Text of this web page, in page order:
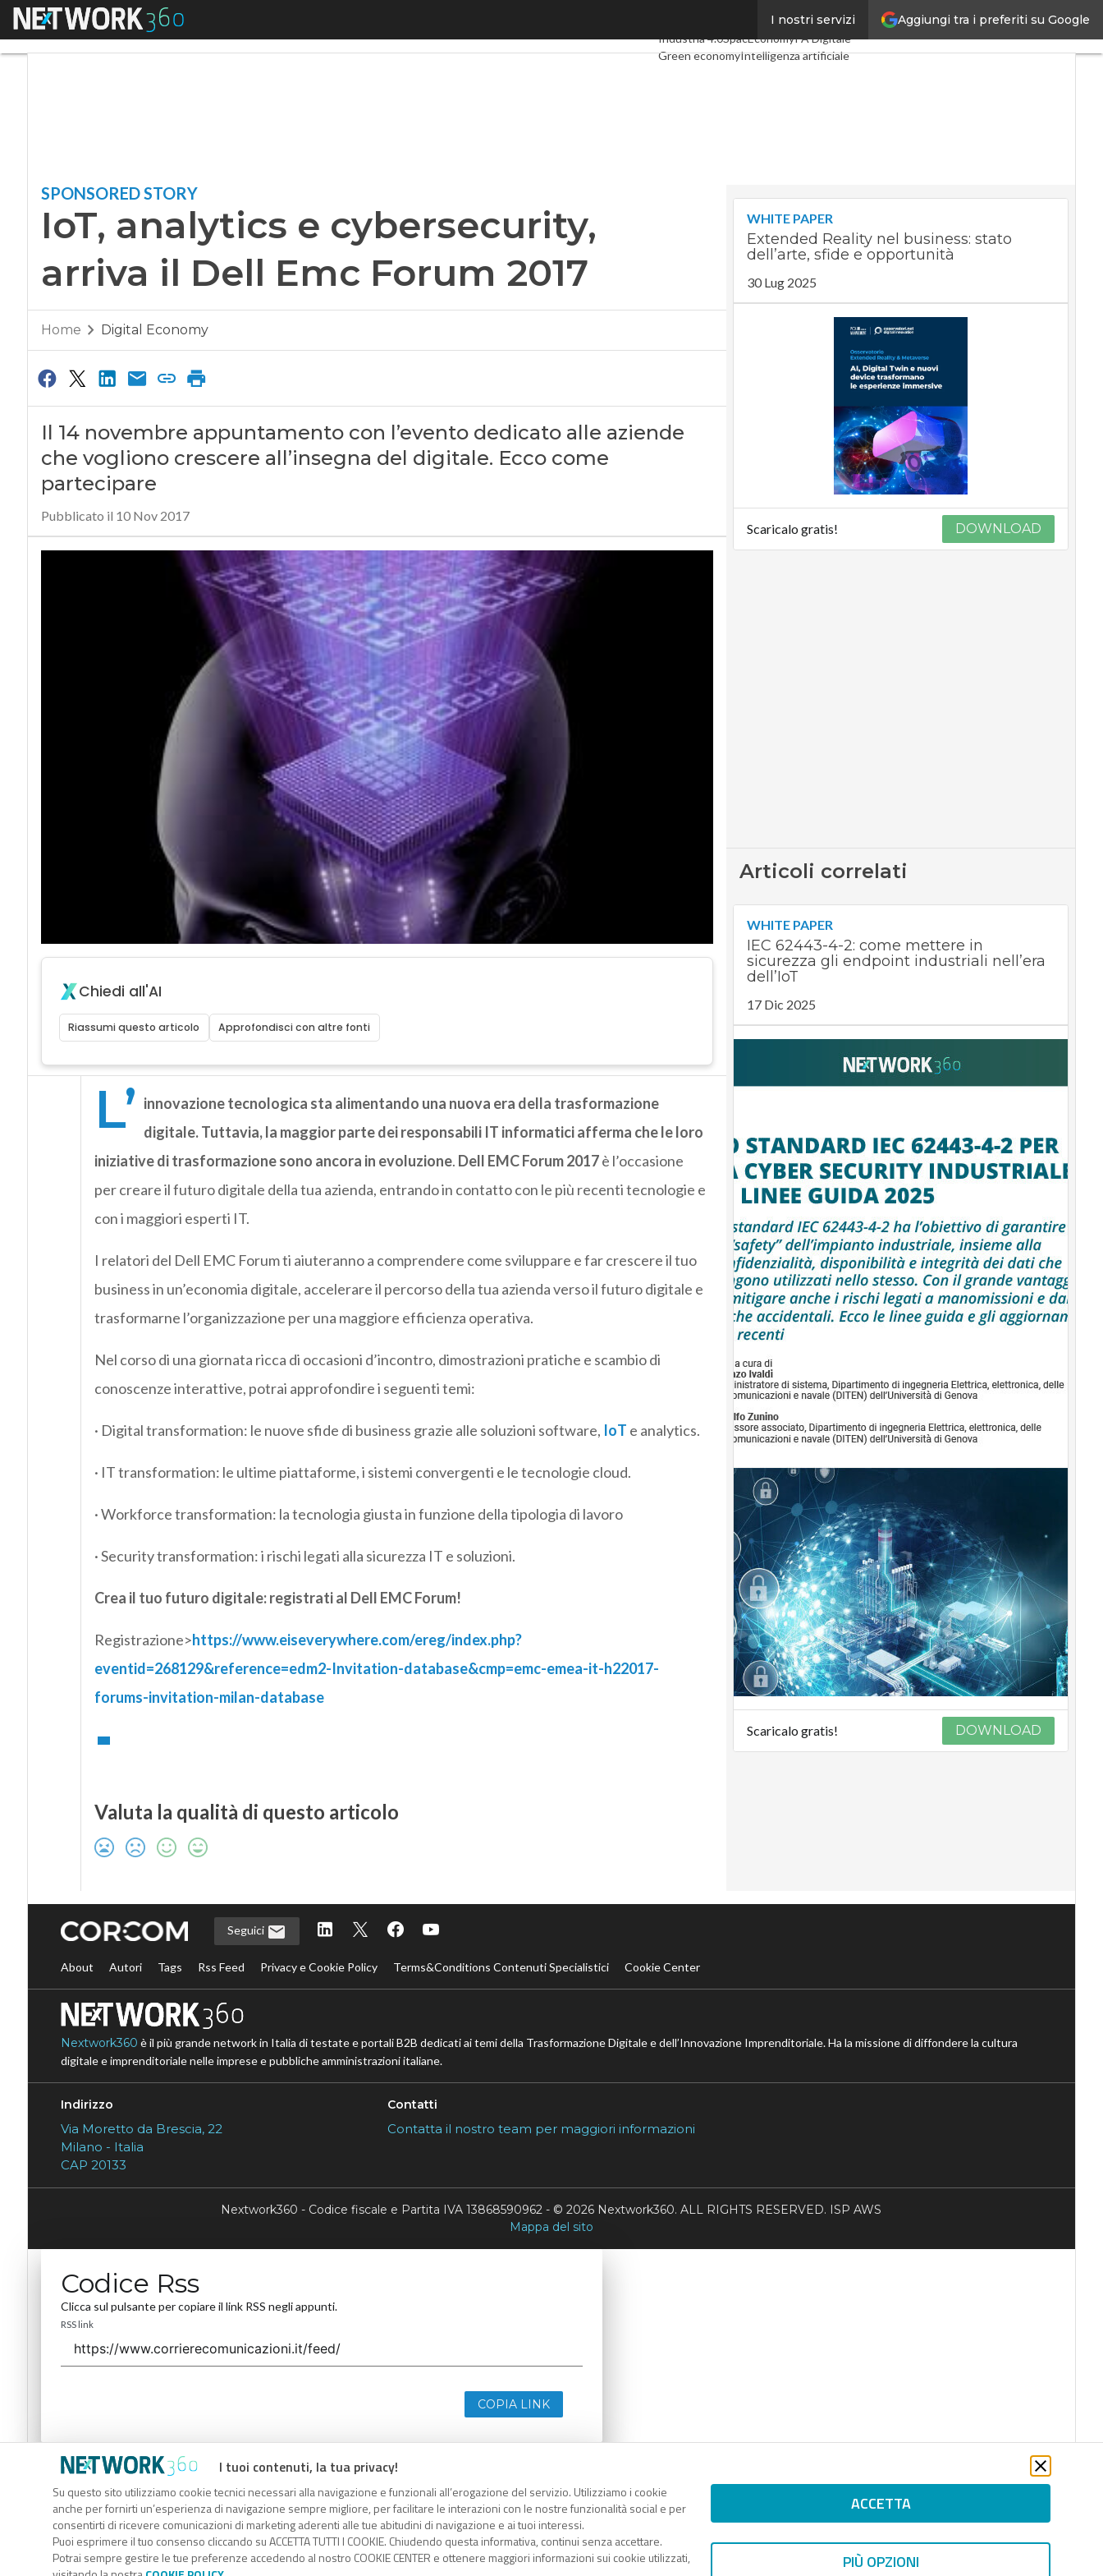
Aggiungi tra i preferiti su Google
I nostri servizi
Menu Digital EconomyTelco
Industria 4.0SpacEconomyPA Digitale
Green economyIntelligenza artificiale
SPONSORED STORY
IoT, analytics e cybersecurity,
arriva il Dell Emc Forum 2017
Home Digital Economy
Il 14 novembre appuntamento con l’evento dedicato alle aziende
che vogliono crescere all’insegna del digitale. Ecco come
partecipare
Pubblicato il 10 Nov 2017
Chiedi all'AI
Riassumi questo articolo Approfondisci con altre fonti
L’ innovazione tecnologica sta alimentando una nuova era della trasformazione
digitale. Tuttavia, la maggior parte dei responsabili IT informatici afferma che le loro
iniziative di trasformazione sono ancora in evoluzione. Dell EMC Forum 2017è l’occasione
per creare il futuro digitale della tua azienda, entrando in contatto con le più recenti tecnologie e
con i maggiori esperti IT.
I relatori del Dell EMC Forum ti aiuteranno a comprendere come sviluppare e far crescere il tuo
business in un’economia digitale, accelerare il percorso della tua azienda verso il futuro digitale e
trasformarne l’organizzazione per una maggiore efficienza operativa.
Nel corso di una giornata ricca di occasioni d’incontro, dimostrazioni pratiche e scambio di
conoscenze interattive, potrai approfondire i seguenti temi:
· Digital transformation: le nuove sfide di business grazie alle soluzioni software, IoT e analytics.
· IT transformation: le ultime piattaforme, i sistemi convergenti e le tecnologie cloud.
· Workforce transformation: la tecnologia giusta in funzione della tipologia di lavoro
· Security transformation: i rischi legati alla sicurezza IT e soluzioni.
Crea il tuo futuro digitale: registrati al Dell EMC Forum!
Registrazione>https://www.eiseverywhere.com/ereg/index.php?
eventid=268129&reference=edm2-Invitation-database&cmp=emc-emea-it-h22017-
forums-invitation-milan-database
Valuta la qualità di questo articolo
WHITE PAPER
Extended Reality nel business: stato
dell’arte, sfide e opportunità
30 Lug 2025
Scaricalo gratis! DOWNLOAD
Articoli correlati
WHITE PAPER
IEC 62443-4-2: come mettere in
sicurezza gli endpoint industriali nell’era
dell’IoT
17 Dic 2025
Scaricalo gratis! DOWNLOAD
I tuoi contenuti, la tua privacy!
Su questo sito utilizziamo cookie tecnici necessari alla navigazione e funzionali all’erogazione del servizio. Utilizziamo i cookie
anche per fornirti un’esperienza di navigazione sempre migliore, per facilitare le interazioni con le nostre funzionalità social e per
consentirti di ricevere comunicazioni di marketing aderenti alle tue abitudini di navigazione e ai tuoi interessi.
Puoi esprimere il tuo consenso cliccando su ACCETTA TUTTI I COOKIE. Chiudendo questa informativa, continui senza accettare.
Potrai sempre gestire le tue preferenze accedendo al nostro COOKIE CENTER e ottenere maggiori informazioni sui cookie utilizzati,
ACCETTA
PIÙ OPZIONI
Seguici
About Autori Tags Rss Feed Privacy e Cookie Policy Terms&Conditions Contenuti Specialistici Cookie Center
Nextwork360 è il più grande network in Italia di testate e portali B2B dedicati ai temi della Trasformazione Digitale e dell’Innovazione Imprenditoriale. Ha la missione di diffondere la cultura
digitale e imprenditoriale nelle imprese e pubbliche amministrazioni italiane.
Indirizzo
Via Moretto da Brescia, 22
Milano - Italia
CAP 20133
Contatti
Contatta il nostro team per maggiori informazioni
Nextwork360 - Codice fiscale e Partita IVA 13868590962 - © 2026 Nextwork360. ALL RIGHTS RESERVED. ISP AWS
Mappa del sito
Codice Rss
Clicca sul pulsante per copiare il link RSS negli appunti.
RSS link
COPIA LINK
Codice Rss
Clicca sul pulsante per copiare il link RSS negli appunti.
RSS link